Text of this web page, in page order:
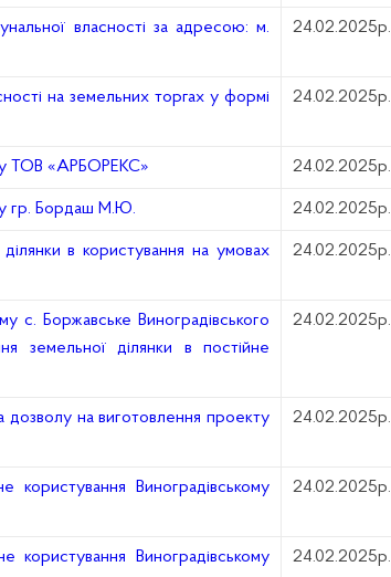
власності за адресою: м.
24.02.2025р.
на земельних торгах у формі
24.02.2025р.
ТОВ «АРБОРЕКС» 24.02.2025р.
гр. Бордаш М.Ю. 24.02.2025р.
в користування на умовах
24.02.2025р.
с. Боржавське Виноградівського
земельної ділянки в постійне
24.02.2025р.
дозволу на виготовлення проекту
24.02.2025р.
Виноградівському
24.02.2025р.
Виноградівському
24.02.2025р.